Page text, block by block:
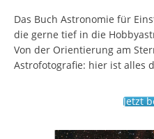
Das Buch Astronomie für
die gerne tief in die
Von der Orientierung am
Astrofotografie: hier ist alles
Jetzt